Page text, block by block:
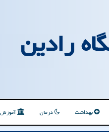
رادین
بهداشت درمان آموزش